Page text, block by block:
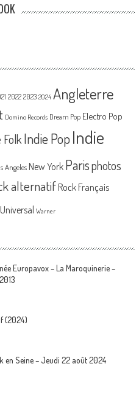
2022 2023 2024 Angleterre
Domino Records Dream Pop Electro Pop
FolkIndie PopIndie
Angeles New York Parisphotos
alternatif Rock Français
Universal Warner
Europavox – La Maroquinerie –
(2024)
en Seine – Jeudi 22 août 2024